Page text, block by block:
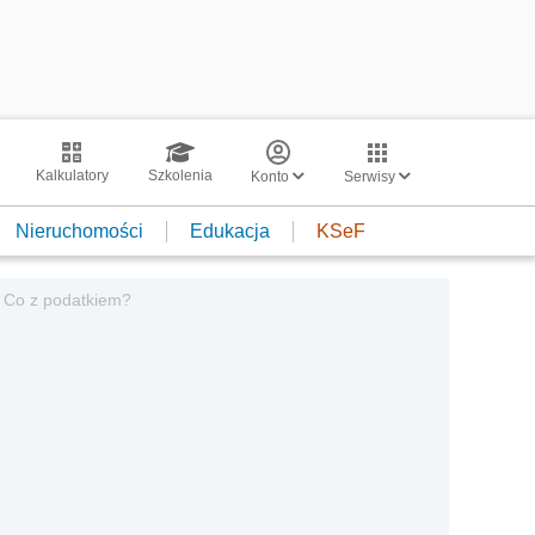
Kalkulatory Szkolenia Konto Serwisy
Nieruchomości Edukacja KSeF
z podatkiem?